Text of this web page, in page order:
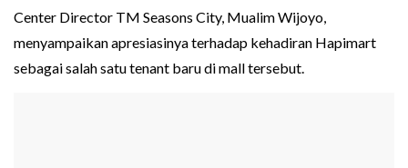
Center Director TM Seasons City, Mualim Wijoyo,
menyampaikan apresiasinya terhadap kehadiran Hapimart
sebagai salah satu tenant baru di mall tersebut.